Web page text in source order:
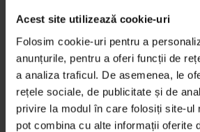
Acest site utilizează cookie-uri
Folosim cookie-uri pentru a
anunțurile, pentru a oferi funcții de
a analiza traficul. De asemenea, le
rețele sociale, de publicitate și de
privire la modul în care folosiți site-ul
pot combina cu alte informații oferite
Proprietarii casei pe care o
fotografii cu florile din grădină.
consideră ale lor în același fel în
frigiderul sunt ale lor. Am găsit
de când au cumpărat frigiderul. A
dintr-un depozit din Ialomița, cu
pachetului la livrare.